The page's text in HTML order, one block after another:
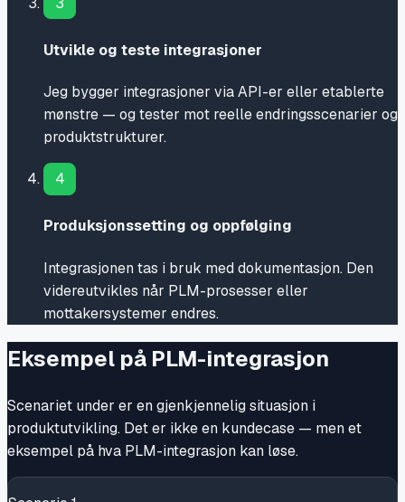
Utvikle og teste integrasjoner
Jeg bygger integrasjoner via API-er eller etablerte
mønstre — og tester mot reelle endringsscenarier og
produktstrukturer.
4
Produksjonssetting og oppfølging
Integrasjonen tas i bruk med dokumentasjon. Den
videreutvikles når PLM-prosesser eller
mottakersystemer endres.
Eksempel på PLM-integrasjon
Scenariet under er en gjenkjennelig situasjon i
produktutvikling. Det er ikke en kundecase — men et
eksempel på hva PLM-integrasjon kan løse.